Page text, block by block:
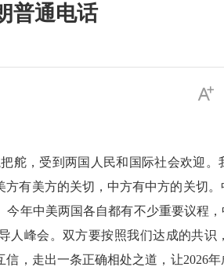
普通电话
，受到两国人民和国际社会欢迎。
有美方的关切，中方有中方的关切
年中美两国各自都有不少重要议程，
人峰会。双方要按照我们达成的共识
，走出一条正确相处之道，让2026